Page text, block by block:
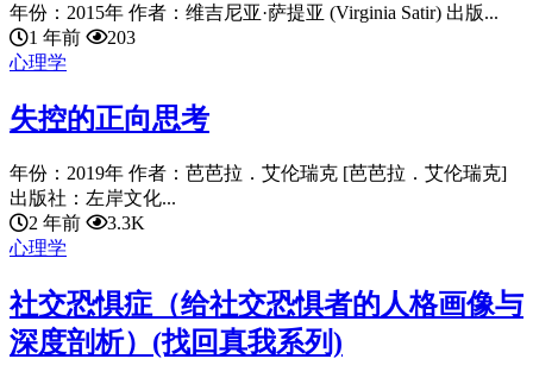
年份：2015年 作者：维吉尼亚·萨提亚 (Virginia Satir) 出版...
1 年前
203
心理学
失控的正向思考
年份：2019年 作者：芭芭拉．艾伦瑞克 [芭芭拉．艾伦瑞克]
出版社：左岸文化...
2 年前
3.3K
心理学
社交恐惧症（给社交恐惧者的人格画像与
深度剖析）(找回真我系列)